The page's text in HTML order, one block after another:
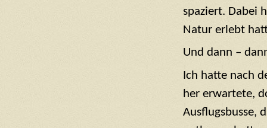
spaziert. Dabei
Natur erlebt
Und dann –
Ich hatte nach
her erwartete,
Ausflugsbusse,